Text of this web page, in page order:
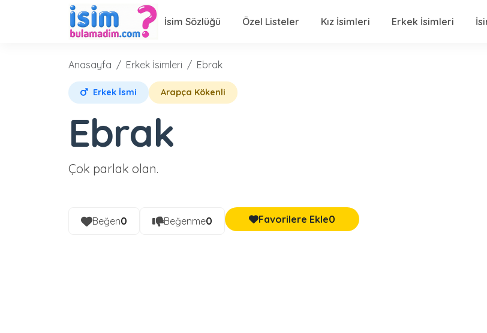
İsim Sözlüğü Özel Listeler Kız İsimleri Erkek İsimleri
Anasayfa Erkek İsimleri Ebrak
Erkek İsmi Arapça Kökenli
Ebrak
Çok parlak olan.
Beğen0 Beğenme0 Favorilere Ekle0